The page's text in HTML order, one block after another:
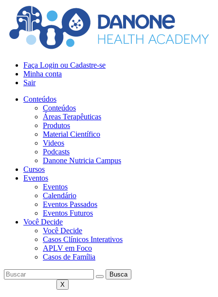
Faça Login ou Cadastre-se
Minha conta
Sair
Conteúdos
Conteúdos
Áreas Terapêuticas
Produtos
Material Científico
Videos
Podcasts
Danone Nutricia Campus
Cursos
Eventos
Eventos
Calendário
Eventos Passados
Eventos Futuros
Você Decide
Você Decide
Casos Clínicos Interativos
APLV em Foco
Casos de Família
Busca
X